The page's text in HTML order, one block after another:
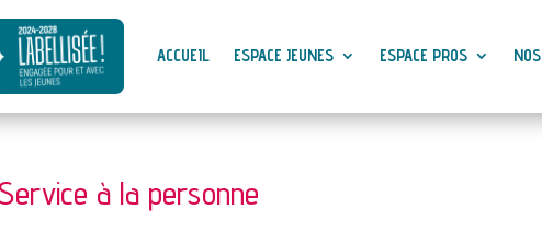
ACCUEIL ESPACE JEUNES ESPACE PROS
à la personne